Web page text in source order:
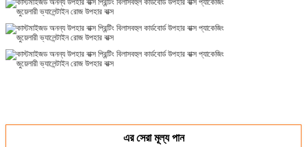
এর সেরা মূল্য পান